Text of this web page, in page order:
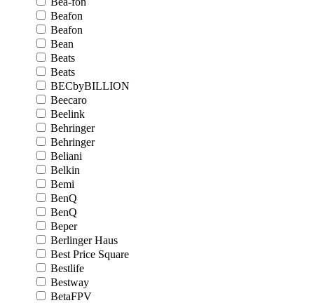
Beafon
Beafon
Bean
Beats
Beats
BECbyBILLION
Beecaro
Beelink
Behringer
Behringer
Beliani
Belkin
Bemi
BenQ
BenQ
Beper
Berlinger Haus
Best Price Square
Bestlife
Bestway
BetaFPV